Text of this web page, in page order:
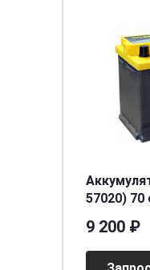
57020) 70
9 200 ₽